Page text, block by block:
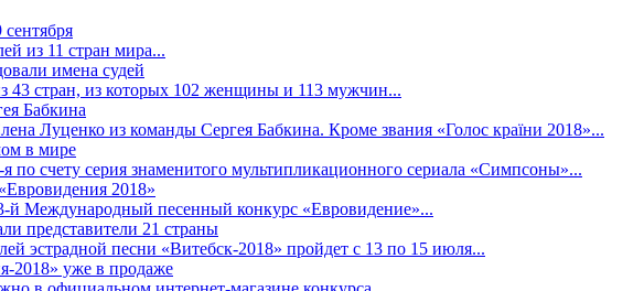
из 11 стран мира...
имена судей
43 стран, из которых 102 женщины и 113 мужчин...
Бабкина
Луценко из команды Сергея Бабкина. Кроме звания «Голос країни 2018»...
в мире
по счету серия знаменитого мультипликационного сериала «Симпсоны»...
2018»
й Международный песенный конкурс «Евровидение»...
представители 21 страны
эстрадной песни «Витебск-2018» пройдет с 13 по 15 июля...
2018» уже в продаже